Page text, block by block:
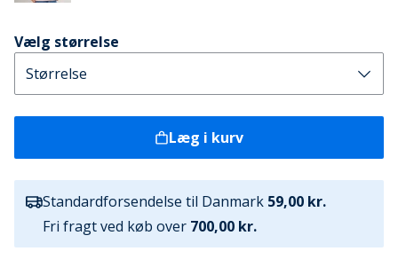
Vælg størrelse
Læg i kurv
Standardforsendelse til Danmark 59,00 kr.
Fri fragt ved køb over 700,00 kr.